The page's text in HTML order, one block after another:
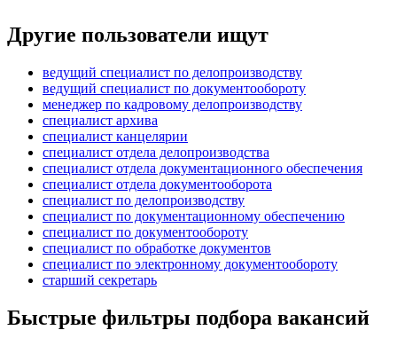
Другие пользователи ищут
ведущий специалист по делопроизводству
ведущий специалист по документообороту
менеджер по кадровому делопроизводству
специалист архива
специалист канцелярии
специалист отдела делопроизводства
специалист отдела документационного обеспечения
специалист отдела документооборота
специалист по делопроизводству
специалист по документационному обеспечению
специалист по документообороту
специалист по обработке документов
специалист по электронному документообороту
старший секретарь
Быстрые фильтры подбора вакансий